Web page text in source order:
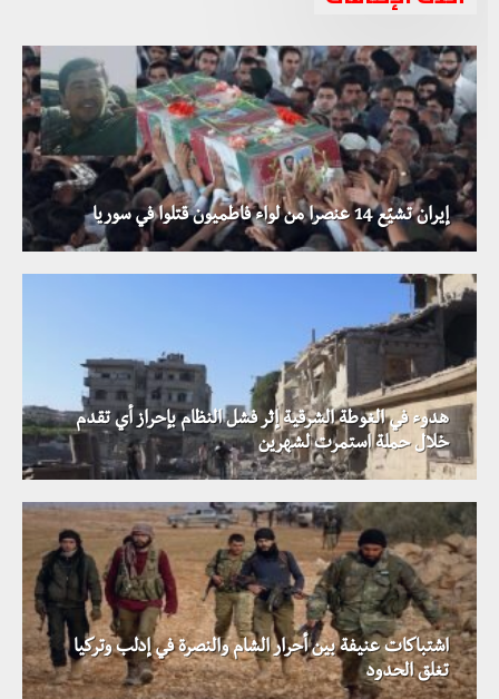
إيران تشيّع 14 عنصرا من لواء فاطميون قتلوا في سوريا
هدوء في الغوطة الشرقية إثر فشل النظام بإحراز أي تقدم
خلال حملة استمرت لشهرين
اشتباكات عنيفة بين أحرار الشام والنصرة في إدلب وتركيا
تغلق الحدود